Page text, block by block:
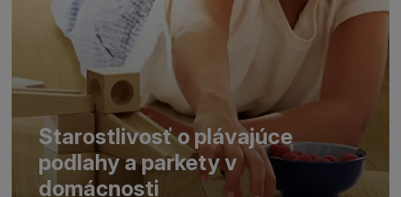
Starostlivosť o plávajúce
podlahy a parkety v
domácnosti